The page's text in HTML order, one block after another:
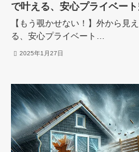
で叶える、安心プライベート
【もう覗かせない！】外から見
る、安心プライベート…
2025年1月27日